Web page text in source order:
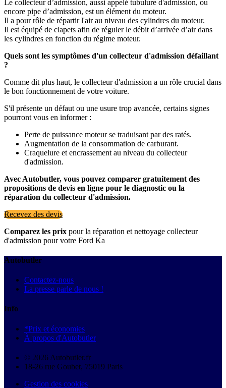
Le collecteur d’admission, aussi appelé tubulure d'admission, ou
encore pipe d’admission, est un élément du moteur.
Il a pour rôle de répartir l'air au niveau des cylindres du moteur.
Il est équipé de clapets afin de réguler le débit d’arrivée d’air dans
les cylindres en fonction du régime moteur.
Quels sont les symptômes d'un collecteur d'admission défaillant
?
Comme dit plus haut, le collecteur d'admission a un rôle crucial dans
le bon fonctionnement de votre voiture.
S'il présente un défaut ou une usure trop avancée, certains signes
pourront vous en informer :
Perte de puissance moteur se traduisant par des ratés.
Augmentation de la consommation de carburant.
Craquelure et encrassement au niveau du collecteur
d'admission.
Avec Autobutler, vous pouvez comparer gratuitement des
propositions de devis en ligne pour le diagnostic ou la
réparation du collecteur d'admission.
Recevez des devis
Comparez les prix pour la réparation et nettoyage collecteur
d'admission pour votre Ford Ka
Autobutler
Contactez-nous
La presse parle de nous !
Info
*Prix et économies
À propos d'Autobutler
© 2026 Autobutler.fr
18-26 rue Goubet, 75019 Paris
Gestion des cookies